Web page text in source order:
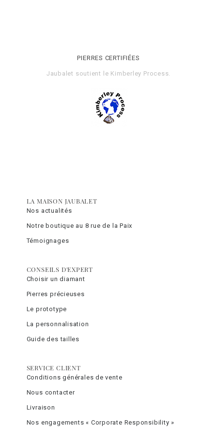
PIERRES CERTIFIÉES
Jaubalet soutient le Kimberley Process.
LA MAISON JAUBALET
Nos actualités
Notre boutique au 8 rue de la Paix
Témoignages
CONSEILS D'EXPERT
Choisir un diamant
Pierres précieuses
Le prototype
La personnalisation
Guide des tailles
SERVICE CLIENT
Conditions générales de vente
Nous contacter
Livraison
Nos engagements « Corporate Responsibility »